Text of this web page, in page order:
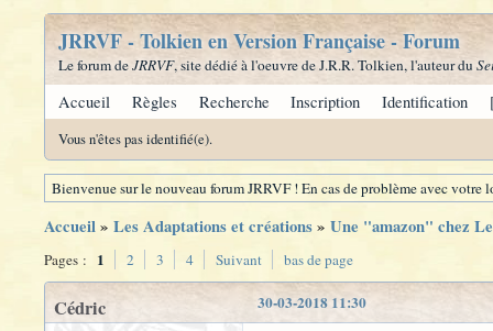
JRRVF - Tolkien en Version Française - Forum
Le forum deJRRVF, site dédié à l'oeuvre de J.R.R. Tolkien, l'auteur du
Accueil Règles Recherche Inscription Identification
Vous n'êtes pas identifié(e).
Bienvenue sur le nouveau forum JRRVF ! En cas de problème avec
Accueil» Les Adaptations et créations» Une "amazon" chez
Pages : 1 2 3 4 Suivant bas de page
30-03-2018 11:30
Cédric